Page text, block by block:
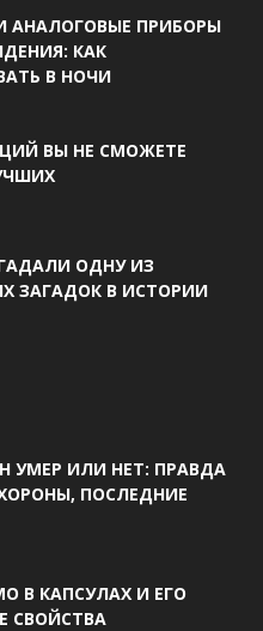
АНАЛОГОВЫЕ ПРИБОРЫ
КАК
В НОЧИ
ВЫ НЕ СМОЖЕТЕ
ОДНУ ИЗ
ЗАГАДОК В ИСТОРИИ
УМЕР ИЛИ НЕТ: ПРАВДА
ПОСЛЕДНИЕ
В КАПСУЛАХ И ЕГО
СВОЙСТВА